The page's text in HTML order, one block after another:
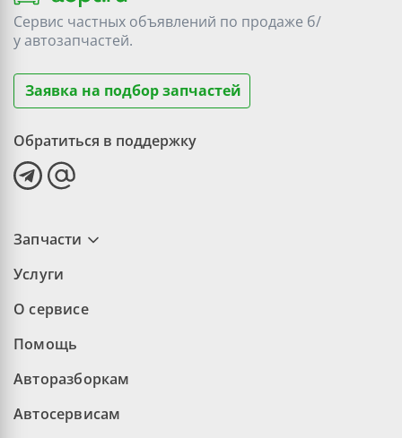
Сервис частных объявлений по продаже б/
уавтозапчастей.
Заявка на подбор запчастей
Обратиться в поддержку
Запчасти
Услуги
О сервисе
Помощь
Авторазборкам
Автосервисам